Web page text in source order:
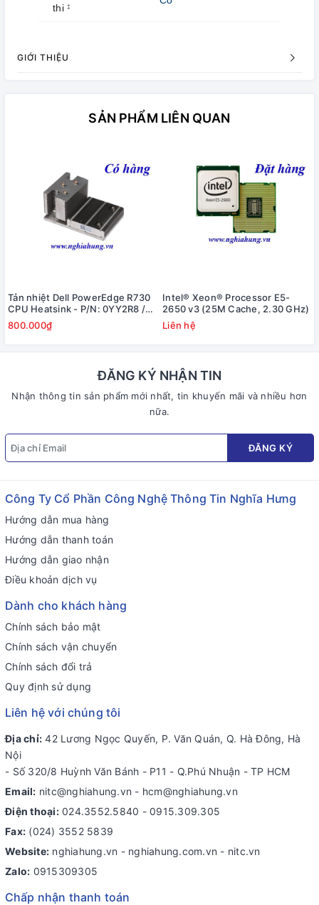
thi ‡
GIỚI THIỆU
SẢN PHẨM LIÊN QUAN
Tản nhiệt Dell PowerEdge R730
CPU Heatsink - P/N: 0YY2R8 /
YY2R8
800.000₫
Intel® Xeon® Processor E5-
2650 v3 (25M Cache, 2.30 GHz)
Liên hệ
ĐĂNG KÝ NHẬN TIN
Nhận thông tin sản phẩm mới nhất, tin khuyến mãi và nhiều hơn
nữa.
ĐĂNG KÝ
Công Ty Cổ Phần Công Nghệ Thông Tin Nghĩa Hưng
Hướng dẫn mua hàng
Hướng dẫn thanh toán
Hướng dẫn giao nhận
Điều khoản dịch vụ
Dành cho khách hàng
Chính sách bảo mật
Chính sách vận chuyển
Chính sách đổi trả
Quy định sử dụng
Liên hệ với chúng tôi
Địa chỉ: 42 Lương Ngọc Quyến, P. Văn Quán, Q. Hà Đông, Hà
Nội
- Số 320/8 Huỳnh Văn Bánh - P11 - Q.Phú Nhuận - TP HCM
Email: nitc@nghiahung.vn - hcm@nghiahung.vn
Điện thoại: 024.3552.5840 - 0915.309.305
Fax: (024) 3552 5839
Website: nghiahung.vn - nghiahung.com.vn - nitc.vn
Zalo: 0915309305
Chấp nhận thanh toán